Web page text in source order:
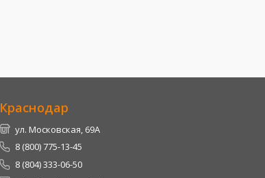
Краснодар
ул. Московская, 69А
8 (800) 775-13-45
8 (804) 333-06-50